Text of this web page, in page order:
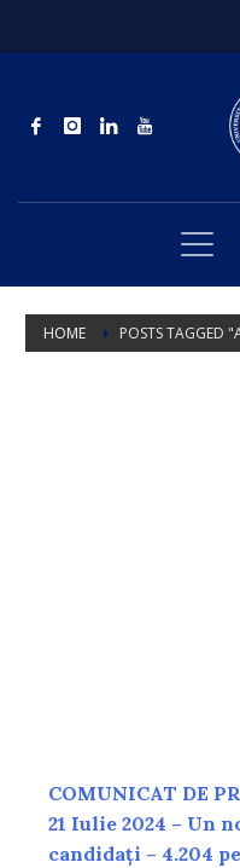
HOME POSTS TAGGED
COMUNICAT DE
21 Iulie 2024 – Un
candidaţi – 4.204